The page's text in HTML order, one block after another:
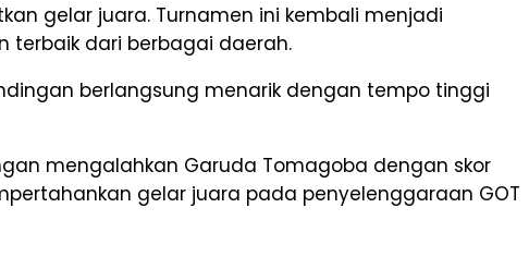
gelar juara. Turnamen ini kembali menjadi
terbaik dari berbagai daerah.
berlangsung menarik dengan tempo tinggi
mengalahkan Garuda Tomagoba dengan skor
gelar juara pada penyelenggaraan GOT